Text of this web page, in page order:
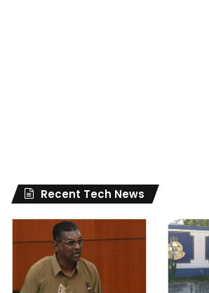
Recent Tech News